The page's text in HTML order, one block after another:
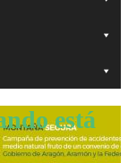
está